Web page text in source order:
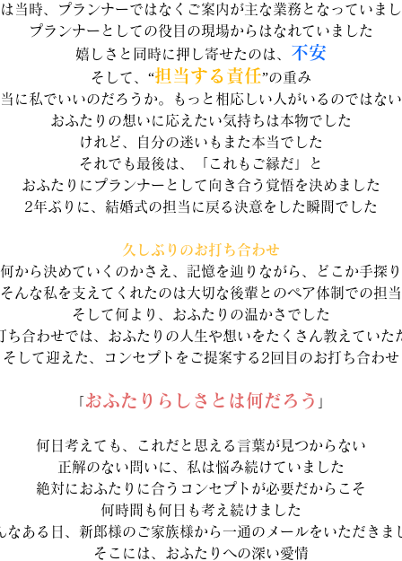
当時、プランナーではなくご案内が主な業務となっていま
プランナーとしての役目の現場からはなれていました
嬉しさと同時に押し寄せたのは、 不安
そして、“担当する責任”の重み
に私でいいのだろうか。もっと相応しい人がいるのではな
おふたりの想いに応えたい気持ちは本物でした
けれど、自分の迷いもまた本当でした
それでも最後は、「これもご縁だ」と
おふたりにプランナーとして向き合う覚悟を決めました
2年ぶりに、結婚式の担当に戻る決意をした瞬間でした
久しぶりのお打ち合わせ
何から決めていくのかさえ、記憶を辿りながら、どこか手探り
そんな私を支えてくれたのは大切な後輩とのペア体制での担当
そして何より、おふたりの温かさでした
ち合わせでは、おふたりの人生や想いをたくさん教えていた
そして迎えた、コンセプトをご提案する2回目のお打ち合わせ
「おふたりらしさとは何だろう 」
何日考えても、これだと思える言葉が見つからない
正解のない問いに、私は悩み続けていました
絶対におふたりに合うコンセプトが必要だからこそ
何時間も何日も考え続けました
なある日、新郎様のご家族様から一通のメールをいただきま
そこには、おふたりへの深い愛情